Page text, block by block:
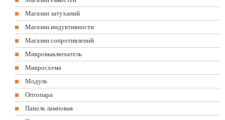
Магазин затуханий
Магазин индуктивности
Магазин сопротивлений
Микровыключатель
Микросхема
Модуль
Оптопара
Панель ламповая